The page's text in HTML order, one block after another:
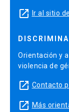
launch Ir al sitio
Orientación y
violencia de
launch Contacto
launch Más